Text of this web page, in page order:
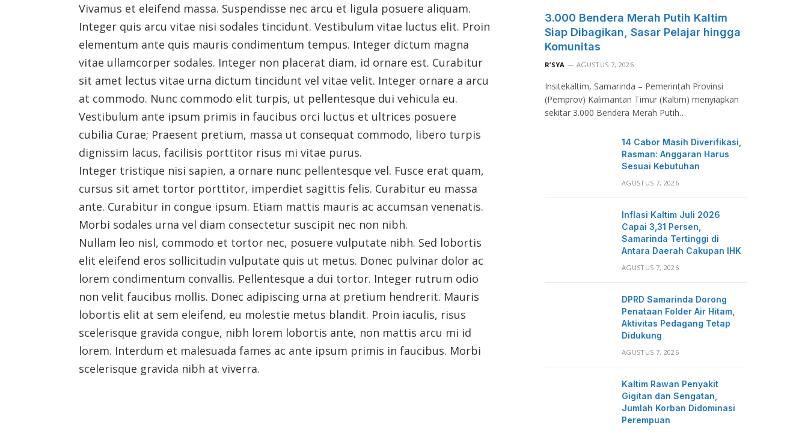
Vivamus et eleifend massa. Suspendisse nec arcu et ligula posuere aliquam.
Integer quis arcu vitae nisi sodales tincidunt. Vestibulum vitae luctus elit. Proin
elementum ante quis mauris condimentum tempus. Integer dictum magna
vitae ullamcorper sodales. Integer non placerat diam, id ornare est. Curabitur
sit amet lectus vitae urna dictum tincidunt vel vitae velit. Integer ornare a arcu
at commodo. Nunc commodo elit turpis, ut pellentesque dui vehicula eu.
Vestibulum ante ipsum primis in faucibus orci luctus et ultrices posuere
cubilia Curae; Praesent pretium, massa ut consequat commodo, libero turpis
dignissim lacus, facilisis porttitor risus mi vitae purus.
Integer tristique nisi sapien, a ornare nunc pellentesque vel. Fusce erat quam,
cursus sit amet tortor porttitor, imperdiet sagittis felis. Curabitur eu massa
ante. Curabitur in congue ipsum. Etiam mattis mauris ac accumsan venenatis.
Morbi sodales urna vel diam consectetur suscipit nec non nibh.
Nullam leo nisl, commodo et tortor nec, posuere vulputate nibh. Sed lobortis
elit eleifend eros sollicitudin vulputate quis ut metus. Donec pulvinar dolor ac
lorem condimentum convallis. Pellentesque a dui tortor. Integer rutrum odio
non velit faucibus mollis. Donec adipiscing urna at pretium hendrerit. Mauris
lobortis elit at sem eleifend, eu molestie metus blandit. Proin iaculis, risus
scelerisque gravida congue, nibh lorem lobortis ante, non mattis arcu mi id
lorem. Interdum et malesuada fames ac ante ipsum primis in faucibus. Morbi
scelerisque gravida nibh at viverra.
3.000 Bendera Merah Putih Kaltim
Siap Dibagikan, Sasar Pelajar hingga
Komunitas
R’SYA AGUSTUS 7, 2026
Insitekaltim, Samarinda – Pemerintah Provinsi
(Pemprov) Kalimantan Timur (Kaltim) menyiapkan
sekitar 3.000 Bendera Merah Putih…
14 Cabor Masih Diverifikasi,
Rasman: Anggaran Harus
Sesuai Kebutuhan
AGUSTUS 7, 2026
Inflasi Kaltim Juli 2026
Capai 3,31 Persen,
Samarinda Tertinggi di
Antara Daerah Cakupan IHK
AGUSTUS 7, 2026
DPRD Samarinda Dorong
Penataan Folder Air Hitam,
Aktivitas Pedagang Tetap
Didukung
AGUSTUS 7, 2026
Kaltim Rawan Penyakit
Gigitan dan Sengatan,
Jumlah Korban Didominasi
Perempuan